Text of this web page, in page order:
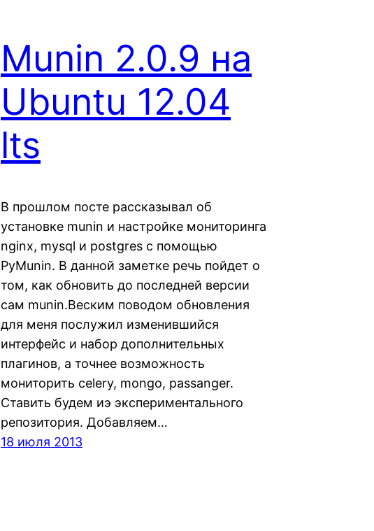
Munin 2.0.9 на
Ubuntu 12.04
lts
В прошлом посте рассказывал об
установке munin и настройке мониторинга
nginx, mysql и postgres с помощью
PyMunin. В данной заметке речь пойдет о
том, как обновить до последней версии
сам munin.Веским поводом обновления
для меня послужил изменившийся
интерфейс и набор дополнительных
плагинов, а точнее возможность
мониторить celery, mongo, passanger.
Ставить будем иэ экспериментального
репозитория. Добавляем…
18 июля 2013